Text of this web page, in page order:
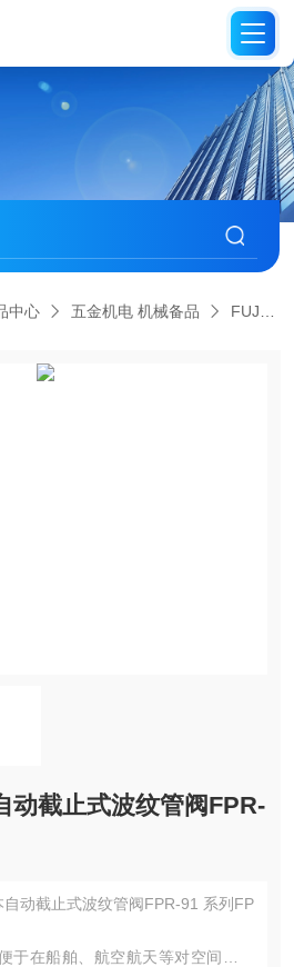
中心 五金机电 机械备品 FUJIKIN日本
动截止式波纹管阀FPR-
自动截止式波纹管阀FPR-91 系列FP
于在船舶、航空航天等对空间要求